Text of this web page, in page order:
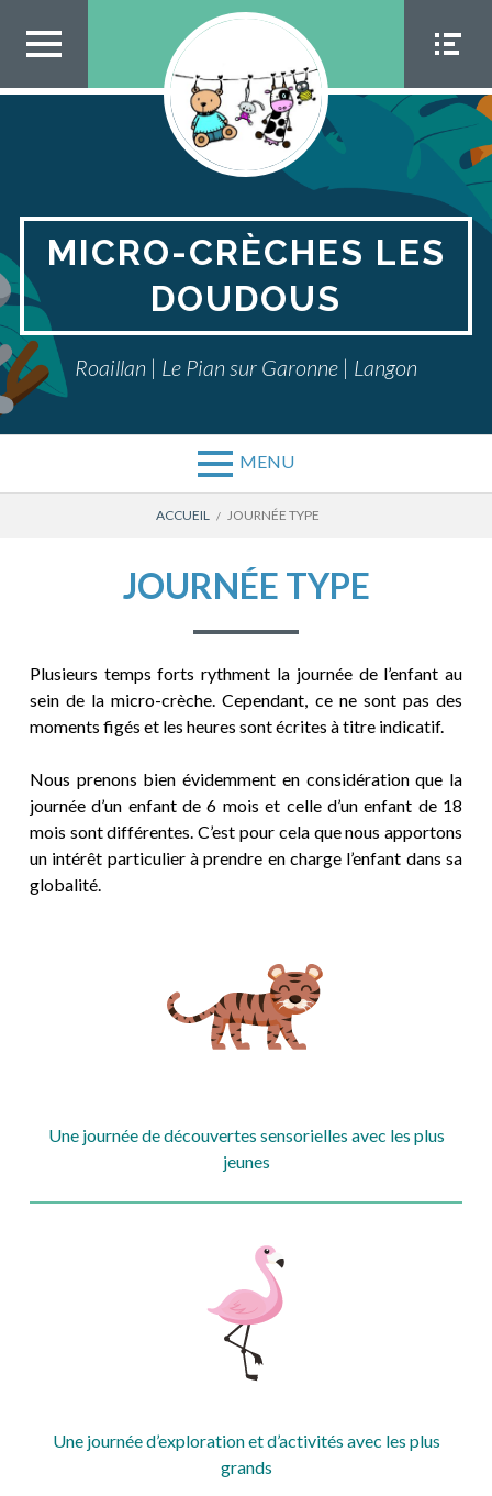
contenu
MEN
MEN
U
SOCIA
MICRO-CRÈCHES LES
DOUDOUS
Roaillan | Le Pian sur Garonne | Langon
MENU
D'ARIANE
ACCUEIL JOURNÉE TYPE
JOURNÉE TYPE
Plusieurs temps forts rythment la journée de l’enfant au
sein de la micro-crèche. Cependant, ce ne sont pas des
moments figés et les heures sont écrites à titre indicatif.
Nous prenons bien évidemment en considération que la
journée d’un enfant de 6 mois et celle d’un enfant de 18
mois sont différentes. C’est pour cela que nous apportons
un intérêt particulier à prendre en charge l’enfant dans sa
globalité.
Une journée de découvertes sensorielles avec les plus
jeunes
Une journée d’exploration et d’activités avec les plus
grands